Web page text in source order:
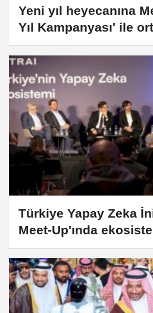
Yeni yıl heyecanına
Yıl Kampanyası' ile
Türkiye Yapay Zeka
Meet-Up'ında
isimlerini buluşturdu